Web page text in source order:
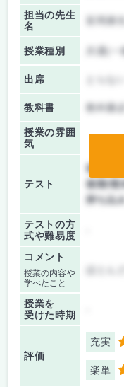
担当の先生
名
授業種別 共通(一
出席
教科書 教科書
授業の雰囲
気
テスト
前期/中
後期/期
持ち込
テストの方
式や難易度
コメント
授業の内容や
学べたこと
ほとん
授業を
受けた時期
評価
充実 3
楽単 3